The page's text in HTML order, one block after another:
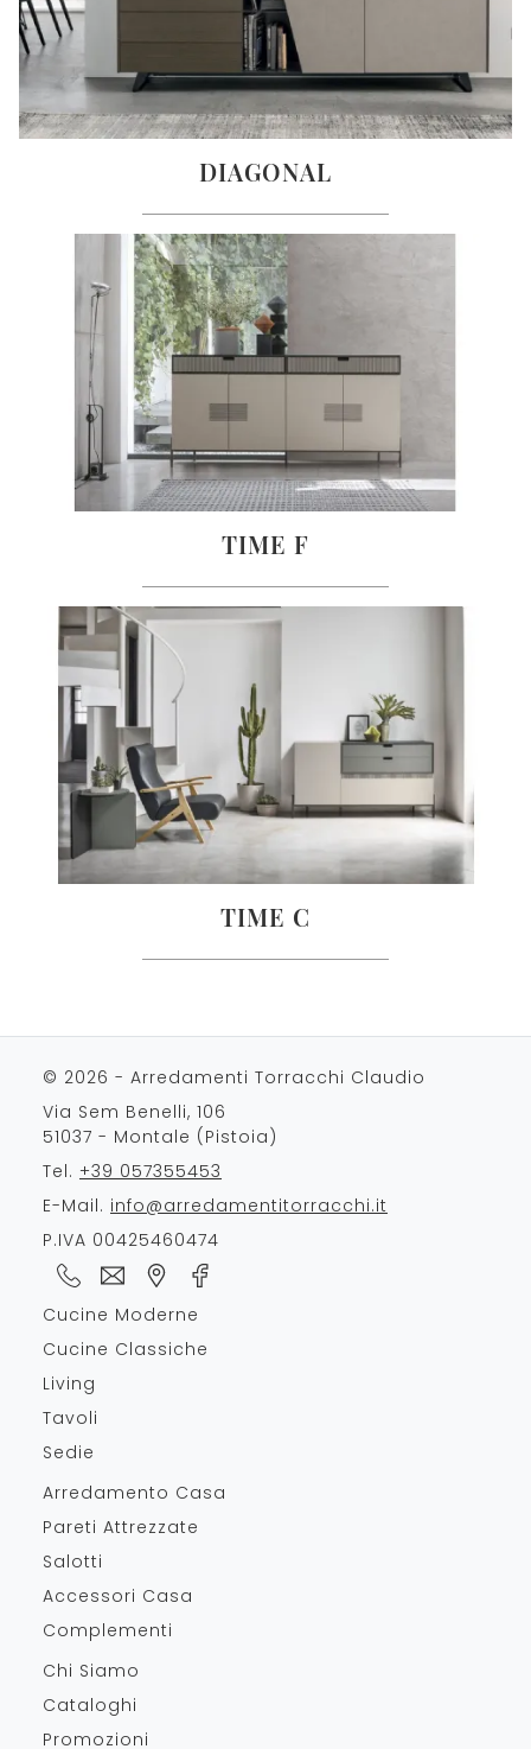
DIAGONAL
TIME F
TIME C
© 2026 - Arredamenti Torracchi Claudio
Via Sem Benelli, 106
51037 - Montale (Pistoia)
Tel. +39 057355453
E-Mail. info@arredamentitorracchi.it
P.IVA 00425460474
Cucine Moderne
Cucine Classiche
Living
Tavoli
Sedie
Arredamento Casa
Pareti Attrezzate
Salotti
Accessori Casa
Complementi
Chi Siamo
Cataloghi
Promozioni